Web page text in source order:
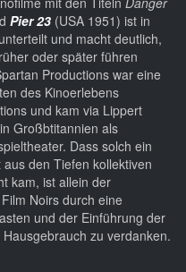
Pier 23 (USA 1951) ist in
und macht deutlich,
oder später führen
Productions war eine
des Kinoerlebens
und kam via Lippert
Großbtitannien als
Dass solch ein
den Tiefen kollektiven
kam, ist allein der
Noirs durch eine
und der Einführung der
zu verdanken.